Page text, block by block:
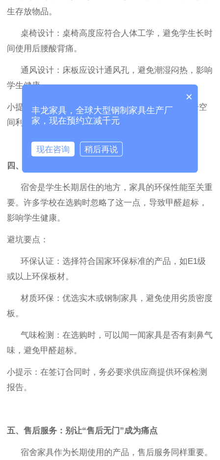
生存放物品。
桌椅设计 ：桌椅高度应符合人体工学，避免学生长时
间使用后腰酸背痛。
通风设计 ：床板应设计通风孔，避免潮湿闷热，影响
学生健康。
小提示 ：根据学生的实际需求选择多功能家具，提升空
间利用率。
四、环保性能：健康安全不容忽视
宿舍是学生长期居住的地方，家具的环保性能至关重
要。许多学校在选购时忽略了这一点，导致甲醛超标，
影响学生健康。
避坑要点：
环保认证 ：选择符合国家环保标准的产品，如E1级
或以上环保板材。
材质环保 ：优选实木或钢制家具，避免使用劣质密度
板。
气味检测 ：在选购时，可以闻一闻家具是否有刺鼻气
味，避免甲醛超标。
小提示 ：在签订合同时，务必要求供应商提供环保检测
报告。
五、售后服务：别让“售后无门 ”成为痛点
宿舍家具作为长期使用的产品，售后服务同样重要。
×
丰龙家具，全球大型钢制家具生产厂
家，现在预约立减千元
现在咨询 稍后再说